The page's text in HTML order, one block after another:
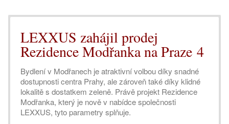
LEXXUS zahájil prodej
Rezidence Modřanka na Praze 4
Bydlení v Modřanech je atraktivní volbou díky snadné
dostupnosti centra Prahy, ale zároveň také díky klidné
lokalitě s dostatkem zeleně. Právě projekt Rezidence
Modřanka, který je nově v nabídce společnosti
LEXXUS, tyto parametry splňuje.